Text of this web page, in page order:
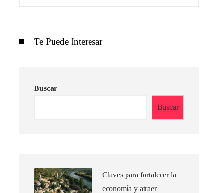
Te Puede Interesar
Buscar
Buscar
Claves para fortalecer la
economía y atraer